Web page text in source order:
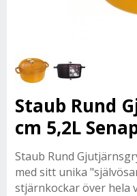
Staub Rund
cm 5,2L
Staub Rund
med sitt unika
stjärnkockar över hela